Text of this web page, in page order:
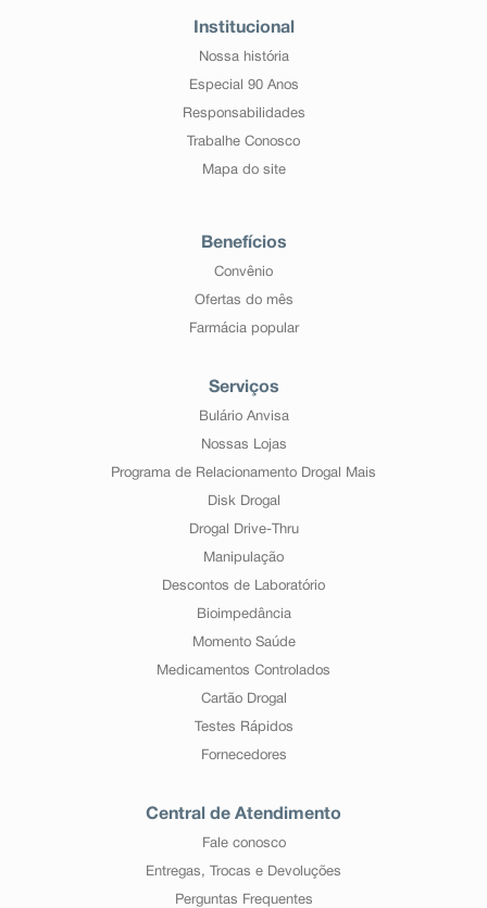
Institucional
Nossa história
Especial 90 Anos
Responsabilidades
Trabalhe Conosco
Mapa do site
Benefícios
Convênio
Ofertas do mês
Farmácia popular
Serviços
Bulário Anvisa
Nossas Lojas
Programa de Relacionamento Drogal Mais
Disk Drogal
Drogal Drive-Thru
Manipulação
Descontos de Laboratório
Bioimpedância
Momento Saúde
Medicamentos Controlados
Cartão Drogal
Testes Rápidos
Fornecedores
Central de Atendimento
Fale conosco
Entregas, Trocas e Devoluções
Perguntas Frequentes